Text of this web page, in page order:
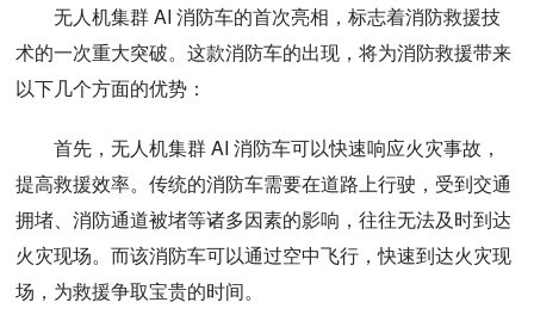
无人机集群 AI 消防车的首次亮相，标志着消防救援技
术的一次重大突破。这款消防车的出现，将为消防救援带来
以下几个方面的优势：
首先，无人机集群 AI 消防车可以快速响应火灾事故，
提高救援效率。传统的消防车需要在道路上行驶，受到交通
拥堵、消防通道被堵等诸多因素的影响，往往无法及时到达
火灾现场。而该消防车可以通过空中飞行，快速到达火灾现
场，为救援争取宝贵的时间。